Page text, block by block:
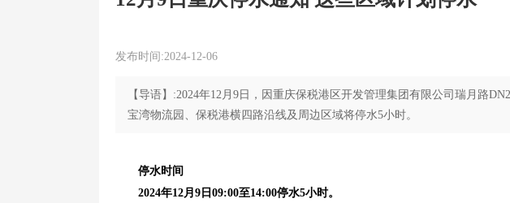
发布时间:2024-12-06
【导语】:2024年12月9日，因重庆保税港区开发管理集团有限公司瑞月路
宝湾物流园、保税港横四路沿线及周边区域将停水5小时。
停水时间
2024年12月9日09:00至14:00停水5小时。